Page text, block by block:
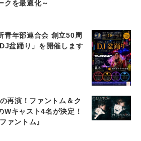
クを最適化～
青年部連合会 創立50周
盆踊り」を開催します
再演！ファントム＆ク
Wキャスト4名が決定！
ァントム』